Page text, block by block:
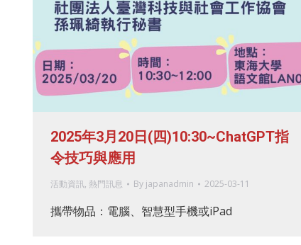
2025年3月20日(四)10:30~ChatGPT指
令技巧與應用
活動資訊, 熱門訊息 By japanadmin 2025-03-11
攜帶物品：電腦、智慧型手機或iPad